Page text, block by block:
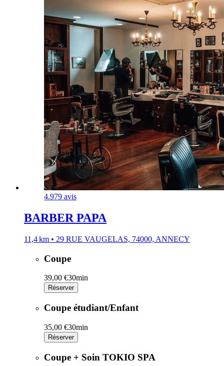
4.979 avis
BARBER PAPA
11,4 km • 29 RUE VAUGELAS, 74000, ANNECY
Coupe
39,00 €30min
Réserver
Coupe étudiant/Enfant
35,00 €30min
Réserver
Coupe + Soin TOKIO SPA